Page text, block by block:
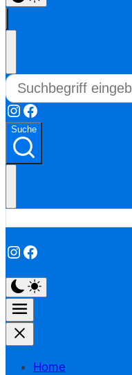
Instagram
Facebook
Suche
Instagram
Facebook
Home